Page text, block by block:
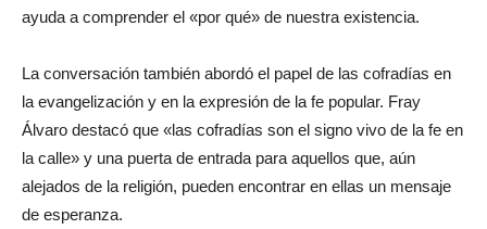
ayuda a comprender el «por qué» de nuestra existencia.
La conversación también abordó el papel de las cofradías en
la evangelización y en la expresión de la fe popular. Fray
Álvaro destacó que «las cofradías son el signo vivo de la fe en
la calle» y una puerta de entrada para aquellos que, aún
alejados de la religión, pueden encontrar en ellas un mensaje
de esperanza.